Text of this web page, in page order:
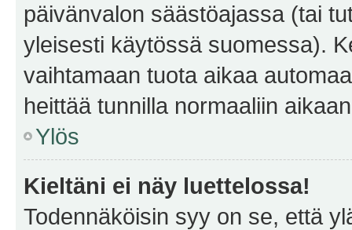
päivänvalon säästöajassa (tai
yleisesti käytössä suomessa).
vaihtamaan tuota aikaa
heittää tunnilla normaaliin
Ylös
Kieltäni ei näy luettelossa!
Todennäköisin syy on se, että